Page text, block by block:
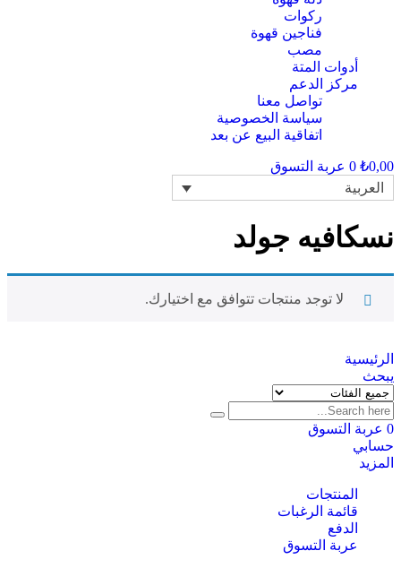
ركوات
فناجين قهوة
مصب
أدوات المتة
مركز الدعم
تواصل معنا
سياسة الخصوصية
اتفاقية البيع عن بعد
₺0,00
0 عربة التسوق
العربية
نسكافيه جولد
لا توجد منتجات تتوافق مع اختيارك.
الرئيسية
يبحث
0 عربة التسوق
حسابي
المزيد
المنتجات
قائمة الرغبات
الدفع
عربة التسوق